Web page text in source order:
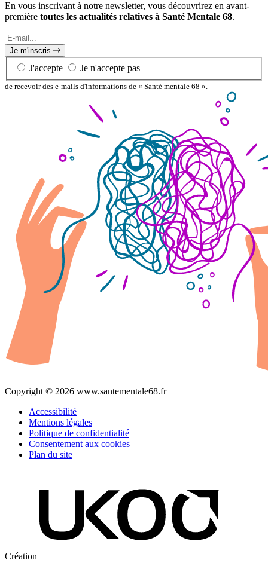
En vous inscrivant à notre newsletter, vous découvrirez en avant-
première toutes les actualités relatives à Santé Mentale 68.
E-
mail...
Je m'inscris
J'accepte Je n'accepte pas
de recevoir des e-mails d'informations de « Santé mentale 68 ».
Copyright © 2026 www.santementale68.fr
Accessibilité
Mentions légales
Politique de confidentialité
Consentement aux cookies
Plan du site
Création